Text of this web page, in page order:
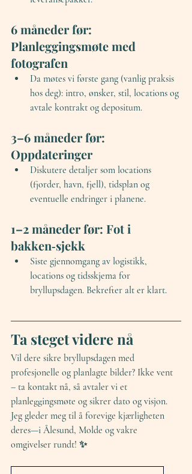
6 måneder før:
Planleggingsmøte med
fotografen
Da møtes vi første gang (vanlig praksis
hos deg): intro, ønsker, stil, locations og
avtale kontrakt og depositum.
3–6 måneder før:
Oppdateringer
Diskutere detaljer som locations
(fjorder, havn, fjell), tidsplan og
eventuelle endringer i planene.
1–2 måneder før: Fot i
bakken‑sjekk
Siste gjennomgang av logistikk,
locations og tidsskjema for
bryllupsdagen. Bekrefter alt er klart.
Ta steget videre nå
Vil dere sikre bryllupsdagen med
profesjonelle og planlagte bilder? Ikke vent
– ta kontakt nå, så avtaler vi et
planleggingsmøte og sikrer dato og visjon.
Jeg gleder meg til å forevige kjærligheten
deres—i Ålesund, Molde og vakre
omgivelser rundt! ✨